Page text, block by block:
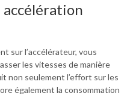
accélération
sur l’accélérateur, vous
les vitesses de manière
non seulement l’effort sur les
également la consommation